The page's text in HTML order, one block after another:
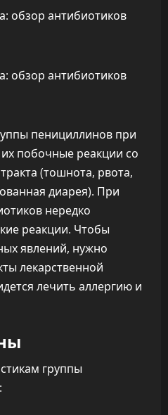
пенициллинов при
побочные реакции со
(тошнота, рвота,
диарея). При
нередко
реакции. Чтобы
явлений, нужно
лекарственной
лечить аллергию и
группы